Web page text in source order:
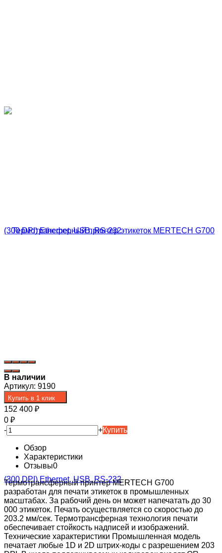
В наличии
Артикул: 9190
Купить в 1 клик
152 400 ₽
0 ₽
-
+Купить
Обзор
Характеристики
Отзывы0
Термотрансферный принтер MERTECH G700
разработан для печати этикеток в промышленных
масштабах. За рабочий день он может напечатать до 30
000 этикеток. Печать осуществляется со скоростью до
203.2 мм/сек. Термотрансферная технология печати
обеспечивает стойкость надписей и изображений.
Технические характеристики Промышленная модель
печатает любые 1D и 2D штрих-коды с разрешением 203